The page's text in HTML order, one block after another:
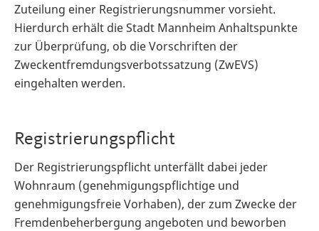
Zuteilung einer Registrierungsnummer vorsieht.
Hierdurch erhält die Stadt Mannheim Anhaltspunkte
zur Überprüfung, ob die Vorschriften der
Zweckentfremdungsverbotssatzung (ZwEVS)
eingehalten werden.
Registrierungspflicht
Der Registrierungspflicht unterfällt dabei jeder
Wohnraum (genehmigungspflichtige und
genehmigungsfreie Vorhaben), der zum Zwecke der
Fremdenbeherbergung angeboten und beworben